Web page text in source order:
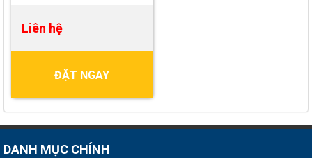
Liên hệ
ĐẶT NGAY
DANH MỤC CHÍNH